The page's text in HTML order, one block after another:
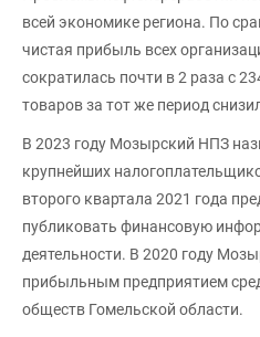
всей экономике региона. По
чистая прибыль всех
сократилась почти в 2 раза с
товаров за тот же период
В 2023 году Мозырский НПЗ
крупнейших
второго квартала 2021 года
публиковать финансовую
деятельности. В 2020 году
прибыльным предприятием
обществ Гомельской области.